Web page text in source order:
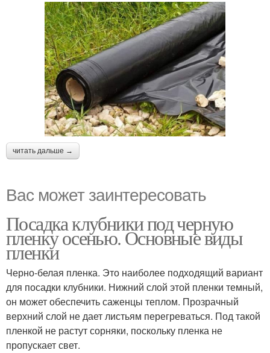
читать дальше →
Вас может заинтересовать
Посадка клубники под черную
пленку осенью. Основные виды
пленки
Черно-белая пленка. Это наиболее подходящий вариант
для посадки клубники. Нижний слой этой пленки темный,
он может обеспечить саженцы теплом. Прозрачный
верхний слой не дает листьям перегреваться. Под такой
пленкой не растут сорняки, поскольку пленка не
пропускает свет.